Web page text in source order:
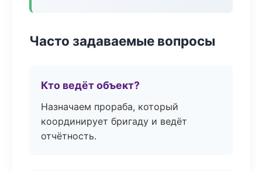
Часто задаваемые вопросы
Кто ведёт объект?
Назначаем прораба, который
координирует бригаду и ведёт
отчётность.